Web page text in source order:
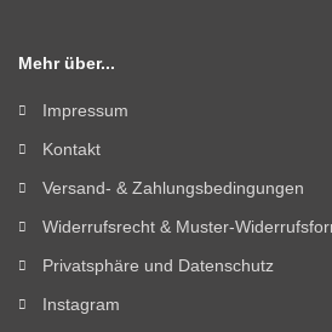
Mehr über...
Impressum
Kontakt
Versand- & Zahlungsbedingungen
Widerrufsrecht & Muster-
Privatsphäre und Datenschutz
Instagram